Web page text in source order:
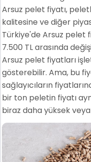
Arsuz pelet fiyatı,
kalitesine ve diğer
Türkiye'de Arsuz pelet
7.500 TL arasında
Arsuz pelet fiyatları
gösterebilir. Ama, bu
sağlayıcıların
bir ton peletin fiyatı
biraz daha yüksek